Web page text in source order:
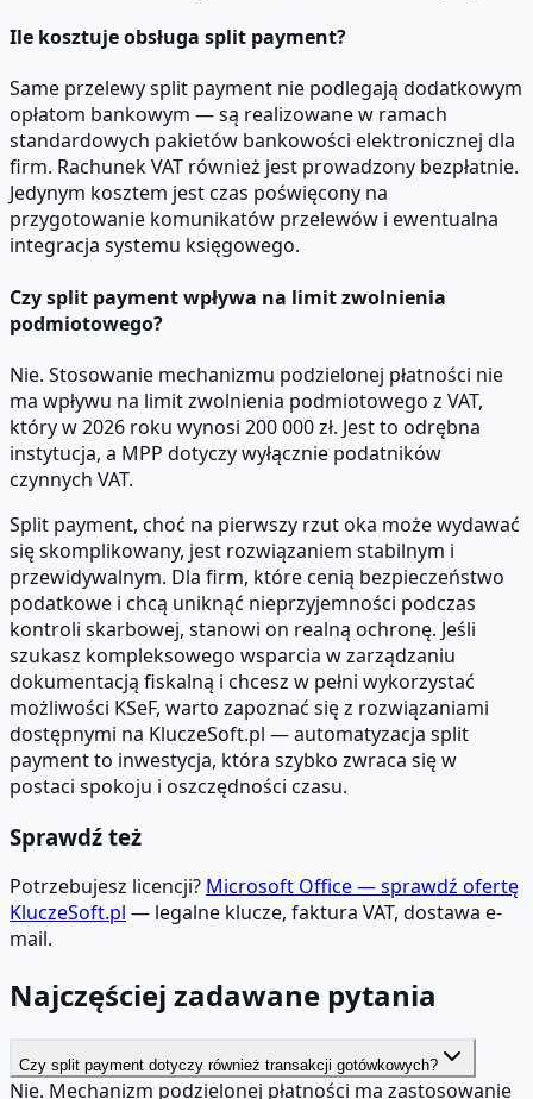
Ile kosztuje obsługa split payment?
Same przelewy split payment nie podlegają dodatkowym
opłatom bankowym — są realizowane w ramach
standardowych pakietów bankowości elektronicznej dla
firm. Rachunek VAT również jest prowadzony bezpłatnie.
Jedynym kosztem jest czas poświęcony na
przygotowanie komunikatów przelewów i ewentualna
integracja systemu księgowego.
Czy split payment wpływa na limit zwolnienia
podmiotowego?
Nie. Stosowanie mechanizmu podzielonej płatności nie
ma wpływu na limit zwolnienia podmiotowego z VAT,
który w 2026 roku wynosi 200 000 zł. Jest to odrębna
instytucja, a MPP dotyczy wyłącznie podatników
czynnych VAT.
Split payment, choć na pierwszy rzut oka może wydawać
się skomplikowany, jest rozwiązaniem stabilnym i
przewidywalnym. Dla firm, które cenią bezpieczeństwo
podatkowe i chcą uniknąć nieprzyjemności podczas
kontroli skarbowej, stanowi on realną ochronę. Jeśli
szukasz kompleksowego wsparcia w zarządzaniu
dokumentacją fiskalną i chcesz w pełni wykorzystać
możliwości KSeF, warto zapoznać się z rozwiązaniami
dostępnymi na KluczeSoft.pl — automatyzacja split
payment to inwestycja, która szybko zwraca się w
postaci spokoju i oszczędności czasu.
Sprawdź też
Potrzebujesz licencji? Microsoft Office — sprawdź ofertę
KluczeSoft.pl — legalne klucze, faktura VAT, dostawa e-
mail.
Najczęściej zadawane pytania
Czy split payment dotyczy również transakcji gotówkowych?
Nie. Mechanizm podzielonej płatności ma zastosowanie